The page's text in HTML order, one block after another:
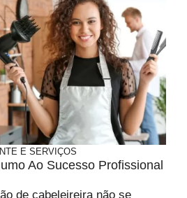
E SERVIÇOS
Ao Sucesso Profissional
de cabeleireira não se